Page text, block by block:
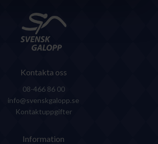
Kontakta oss
08-466 86 00
info@svenskgalopp.se
Kontaktuppgifter
Information